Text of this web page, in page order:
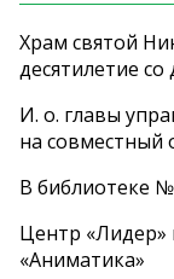
Храм святой
десятилетие
И. о. главы
на совместный
В библиотеке
Центр «Лидер»
«Аниматика»